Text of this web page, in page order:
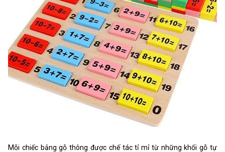
Mỗi chiếc bảng gỗ thông được chế tác tỉ mỉ từ những khối gỗ tự